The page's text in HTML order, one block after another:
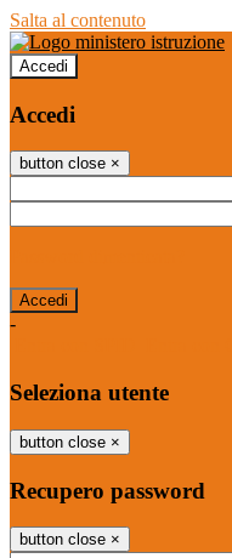
Salta al contenuto
Accedi
Accedi
button close ×
-
Seleziona utente
button close ×
Recupero password
button close ×